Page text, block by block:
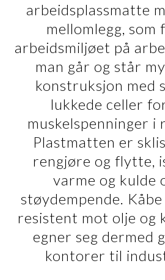
arbeidsplassmatte
mellomlegg,
arbeidsmiljøet på
man går og står
konstruksjon med
lukkede celler
muskelspenninger i
Plastmatten er
rengjøre og flytte,
varme og kulde
støydempende.
resistent mot olje og
egner seg dermed
kontorer til